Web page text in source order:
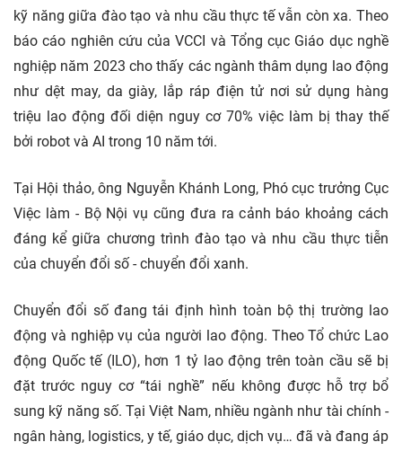
kỹ năng giữa đào tạo và nhu cầu thực tế vẫn còn xa. Theo
báo cáo nghiên cứu của VCCI và Tổng cục Giáo dục nghề
nghiệp năm 2023 cho thấy các ngành thâm dụng lao động
như dệt may, da giày, lắp ráp điện tử nơi sử dụng hàng
triệu lao động đối diện nguy cơ 70% việc làm bị thay thế
bởi robot và AI trong 10 năm tới.
Tại Hội thảo, ông Nguyễn Khánh Long, Phó cục trưởng Cục
Việc làm - Bộ Nội vụ cũng đưa ra cảnh báo khoảng cách
đáng kể giữa chương trình đào tạo và nhu cầu thực tiễn
của chuyển đổi số - chuyển đổi xanh.
Chuyển đổi số đang tái định hình toàn bộ thị trường lao
động và nghiệp vụ của người lao động. Theo Tổ chức Lao
động Quốc tế (ILO), hơn 1 tỷ lao động trên toàn cầu sẽ bị
đặt trước nguy cơ “tái nghề” nếu không được hỗ trợ bổ
sung kỹ năng số. Tại Việt Nam, nhiều ngành như tài chính -
ngân hàng, logistics, y tế, giáo dục, dịch vụ… đã và đang áp